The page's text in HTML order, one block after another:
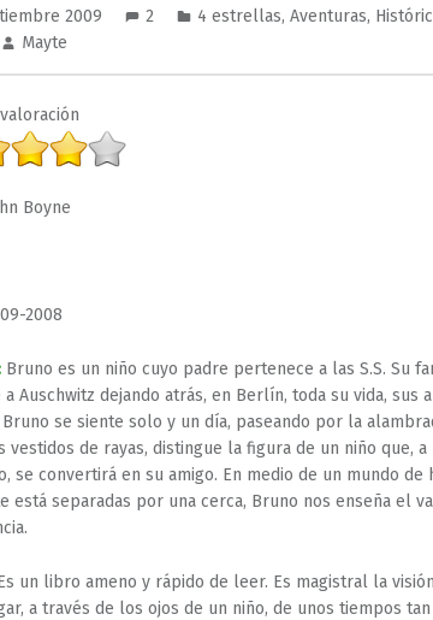
2009 2 4 estrellas, Aventuras,
Mayte
Boyne
2008
Bruno es un niño cuyo padre pertenece a las S.S. Su
a Auschwitz dejando atrás, en Berlín, toda su vida, sus
se siente solo y un día, paseando por la
vestidos de rayas, distingue la figura de un niño que,
se convertirá en su amigo. En medio de un mundo
está separadas por una cerca, Bruno nos enseña el
un libro ameno y rápido de leer. Es magistral la
a través de los ojos de un niño, de unos tiempos